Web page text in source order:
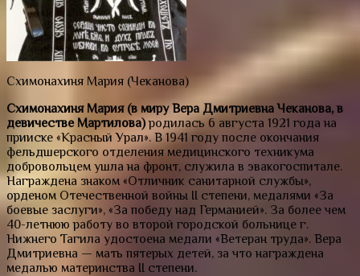
Схимонахиня Мария (Чеканова)
Схимонахиня Мария (в миру Вера Дмитриевна Чеканова, в
девичестве Мартилова)родилась 6 августа 1921 года на
прииске «Красный Урал». В 1941 году после окончания
фельдшерского отделения медицинского техникума
добровольцем ушла на фронт, служила в эвакогоспитале.
Награждена знаком «Отличник санитарной службы»,
орденом Отечественной войны II степени, медалями «За
боевые заслуги», «За победу над Германией». За более чем
40-летнюю работу во второй городской больнице г.
Нижнего Тагила удостоена медали «Ветеран труда». Вера
Дмитриевна — мать пятерых детей, за что награждена
медалью материнства II степени.